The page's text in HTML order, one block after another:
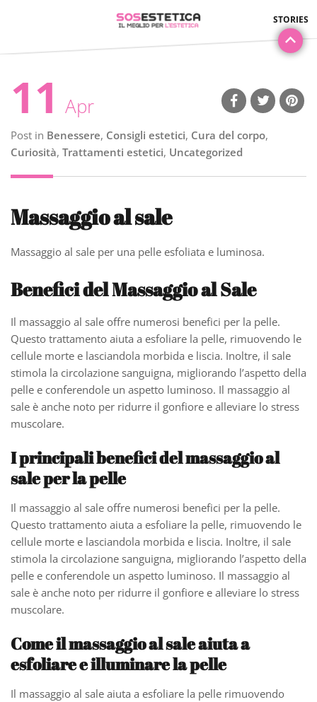
11 Apr
Post in Benessere, Consigli estetici, Cura del corpo,
Curiosità, Trattamenti estetici, Uncategorized
Massaggio al sale
Massaggio al sale per una pelle esfoliata e luminosa.
Benefici del Massaggio al Sale
Il massaggio al sale offre numerosi benefici per la pelle.
Questo trattamento aiuta a esfoliare la pelle, rimuovendo le
cellule morte e lasciandola morbida e liscia. Inoltre, il sale
stimola la circolazione sanguigna, migliorando l’aspetto della
pelle e conferendole un aspetto luminoso. Il massaggio al
sale è anche noto per ridurre il gonfiore e alleviare lo stress
muscolare.
I principali benefici del massaggio al
sale per la pelle
Il massaggio al sale offre numerosi benefici per la pelle.
Questo trattamento aiuta a esfoliare la pelle, rimuovendo le
cellule morte e lasciandola morbida e liscia. Inoltre, il sale
stimola la circolazione sanguigna, migliorando l’aspetto della
pelle e conferendole un aspetto luminoso. Il massaggio al
sale è anche noto per ridurre il gonfiore e alleviare lo stress
muscolare.
Come il massaggio al sale aiuta a
esfoliare e illuminare la pelle
Il massaggio al sale aiuta a esfoliare la pelle rimuovendo